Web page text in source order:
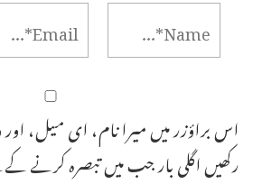
اس براؤزر میں میرا نام، ای میل،
رکھیں اگلی بار جب میں تبصرہ کرنے